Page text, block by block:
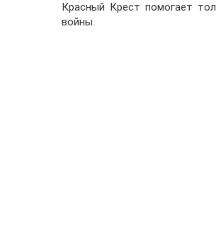
Красный Крест помогает
войны.